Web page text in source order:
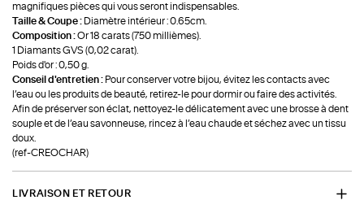
magnifiques pièces qui vous seront indispensables.
Taille & Coupe : Diamètre intérieur : 0.65cm.
Composition :Or 18 carats (750 millièmes).
1 Diamants GVS (0,02 carat).
Poids d'or : 0,50 g.
Conseil d'entretien : Pour conserver votre bijou, évitez les contacts avec
l’eau ou les produits de beauté, retirez-le pour dormir ou faire des activités.
Afin de préserver son éclat, nettoyez-le délicatement avec une brosse à dent
souple et de l’eau savonneuse, rincez à l’eau chaude et séchez avec un tissu
doux.
(ref-CREOCHAR)
LIVRAISON ET RETOUR